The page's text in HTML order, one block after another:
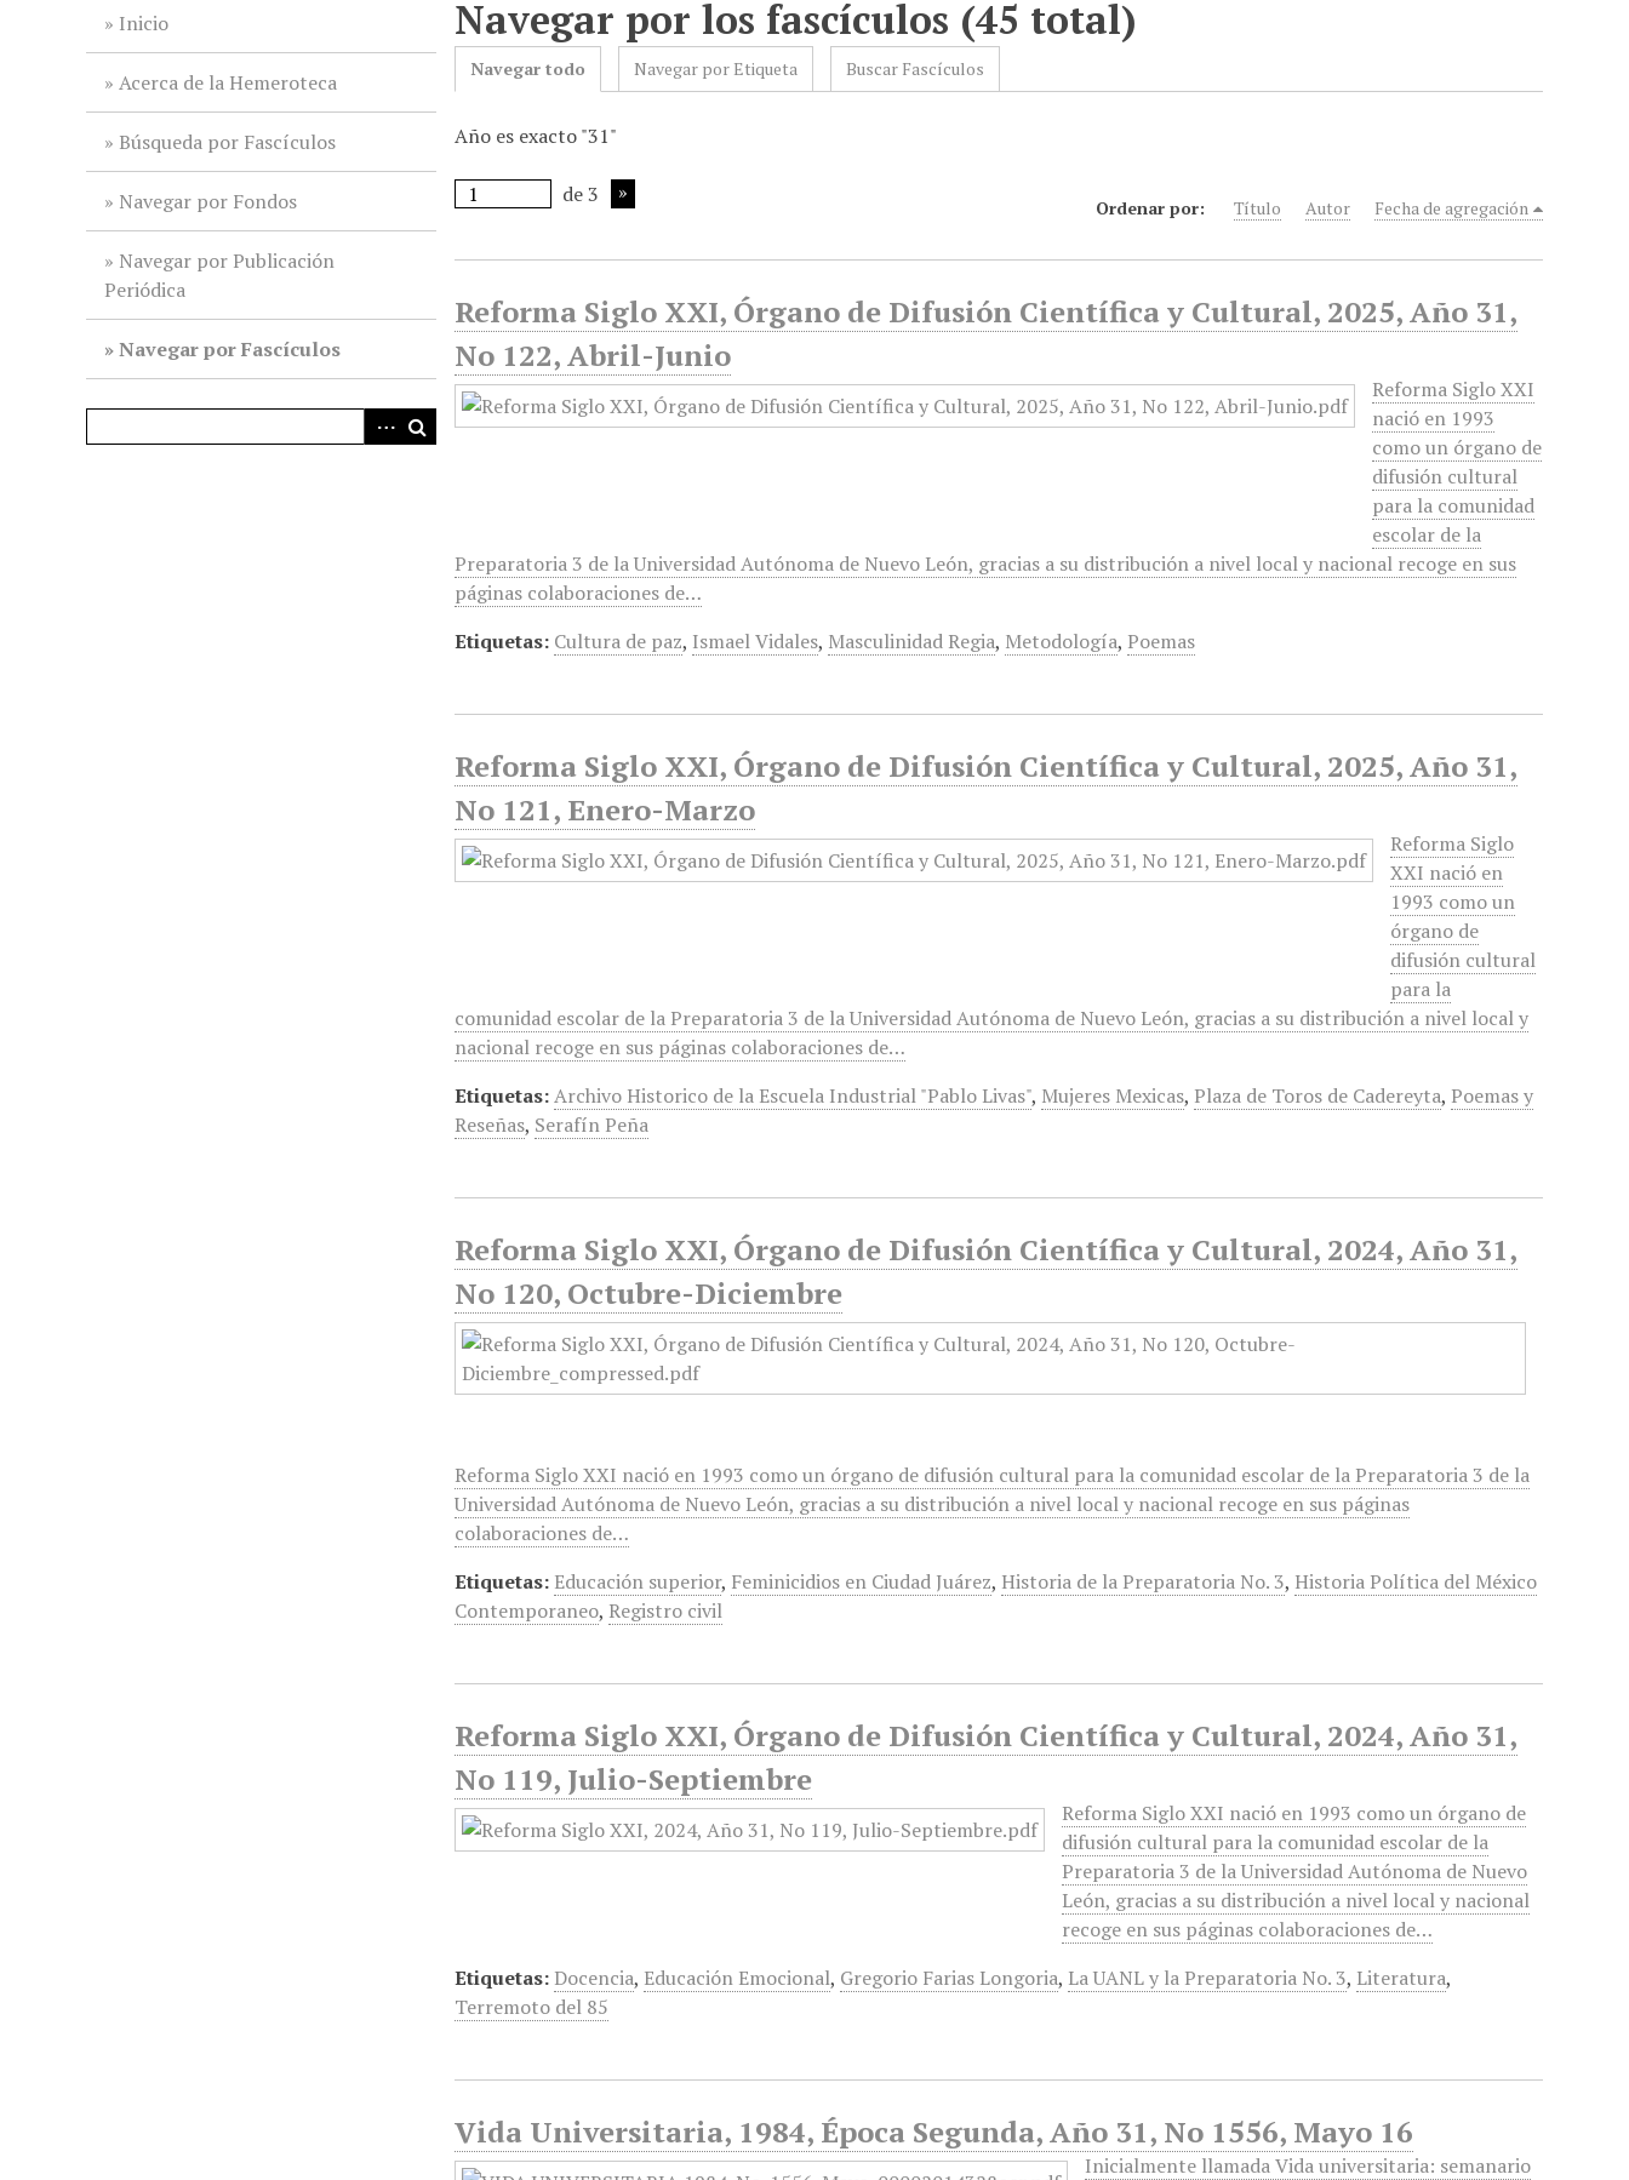
Inicio
Acerca de la Hemeroteca
Búsqueda por Fascículos
Navegar por Fondos
Navegar por Publicación
Periódica
Navegar por Fascículos
Navegar por los fascículos (45 total)
Navegar todo Navegar por Etiqueta Buscar Fascículos
Año es exacto "31"
de 3
Ordenar por: Título Autor Fecha de agregación
Reforma Siglo XXI, Órgano de Difusión Científica y Cultural, 2025, Año 31,
No 122, Abril-Junio
Reforma Siglo XXI
nació en 1993
como un órgano de
difusión cultural
para la comunidad
escolar de la
Preparatoria 3 de la Universidad Autónoma de Nuevo León, gracias a su distribución a nivel local y nacional recoge en sus
páginas colaboraciones de…
Etiquetas: Cultura de paz, Ismael Vidales, Masculinidad Regia, Metodología, Poemas
Reforma Siglo XXI, Órgano de Difusión Científica y Cultural, 2025, Año 31,
No 121, Enero-Marzo
Reforma Siglo
XXI nació en
1993 como un
órgano de
difusión cultural
para la
comunidad escolar de la Preparatoria 3 de la Universidad Autónoma de Nuevo León, gracias a su distribución a nivel local y
nacional recoge en sus páginas colaboraciones de…
Etiquetas:Archivo Historico de la Escuela Industrial "Pablo Livas", Mujeres Mexicas, Plaza de Toros de Cadereyta, Poemas y
Reseñas, Serafín Peña
Reforma Siglo XXI, Órgano de Difusión Científica y Cultural, 2024, Año 31,
No 120, Octubre-Diciembre
Reforma Siglo XXI nació en 1993 como un órgano de difusión cultural para la comunidad escolar de la Preparatoria 3 de la
Universidad Autónoma de Nuevo León, gracias a su distribución a nivel local y nacional recoge en sus páginas
colaboraciones de…
Etiquetas: Educación superior, Feminicidios en Ciudad Juárez, Historia de la Preparatoria No. 3, Historia Política del México
Contemporaneo, Registro civil
Reforma Siglo XXI, Órgano de Difusión Científica y Cultural, 2024, Año 31,
No 119, Julio-Septiembre
Reforma Siglo XXI nació en 1993 como un órgano de
difusión cultural para la comunidad escolar de la
Preparatoria 3 de la Universidad Autónoma de Nuevo
León, gracias a su distribución a nivel local y nacional
recoge en sus páginas colaboraciones de…
Etiquetas: Docencia, Educación Emocional, Gregorio Farias Longoria, La UANL y la Preparatoria No. 3, Literatura,
Terremoto del 85
Vida Universitaria, 1984, Época Segunda, Año 31, No 1556, Mayo 16
Inicialmente llamada Vida universitaria: semanario